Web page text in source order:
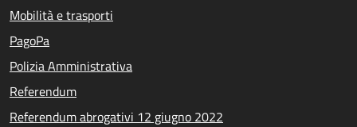
Mobilità e trasporti
PagoPa
Polizia Amministrativa
Referendum
Referendum abrogativi 12 giugno 2022